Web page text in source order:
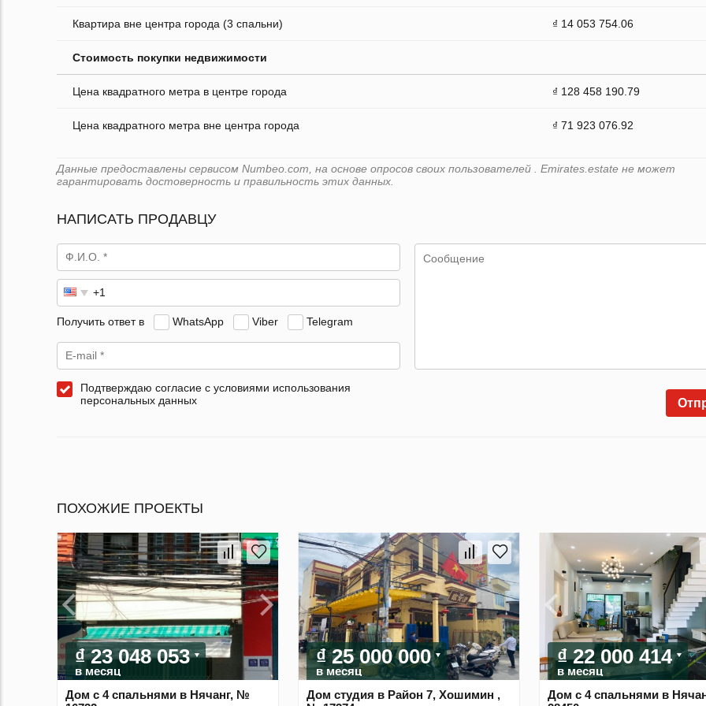
Квартира вне центра города (3 спальни) ₫ 14 053 754.06
Стоимость покупки недвижимости
Цена квадратного метра в центре города ₫ 128 458 190.79
Цена квадратного метра вне центра города ₫ 71 923 076.92
Данные предоставлены сервисом Numbeo.com, на основе опросов своих пользователей . Emirates.estate не может
гарантировать достоверность и правильность этих данных.
НАПИСАТЬ ПРОДАВЦУ
Получить ответ в WhatsApp Viber Telegram
Подтверждаю согласие с условиями использования
персональных данных
ПОХОЖИЕ ПРОЕКТЫ
₫ 23 048 053
в месяц
Дом с 4 спальнями в Нячанг, №
₫ 25 000 000
в месяц
Дом студия в Район 7, Хошимин ,
₫ 22 000 414
в месяц
Дом с 4 спальнями в